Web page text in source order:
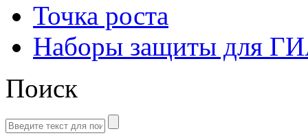
Точка роста
Наборы защиты для
Поиск